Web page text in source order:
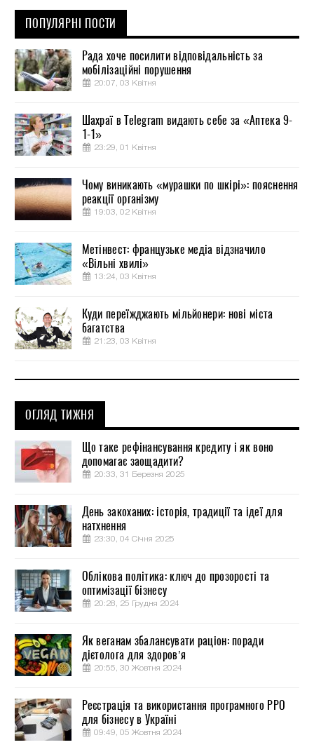
ПОПУЛЯРНІ ПОСТИ
Рада хоче посилити відповідальність за
мобілізаційні порушення
20:07, 03 Квітня
Шахраї в Telegram видають себе за «Аптека 9-
1-1»
23:29, 01 Квітня
Чому виникають «мурашки по шкірі»: пояснення
реакції організму
19:03, 02 Квітня
Метінвест: французьке медіа відзначило
«Вільні хвилі»
13:24, 03 Квітня
Куди переїжджають мільйонери: нові міста
багатства
21:23, 03 Квітня
ОГЛЯД ТИЖНЯ
Що таке рефінансування кредиту і як воно
допомагає заощадити?
20:33, 31 Березня 2025
День закоханих: історія, традиції та ідеї для
натхнення
23:30, 04 Січня 2025
Облікова політика: ключ до прозорості та
оптимізації бізнесу
20:28, 25 Грудня 2024
Як веганам збалансувати раціон: поради
дієтолога для здоров’я
20:55, 30 Жовтня 2024
Реєстрація та використання програмного РРО
для бізнесу в Україні
09:49, 05 Жовтня 2024